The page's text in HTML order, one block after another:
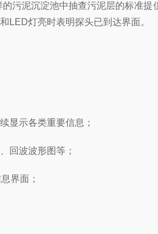
的污泥沉淀池中抽查污泥层的标准
LED灯亮时表明探头已到达界面。
示各类重要信息；
波波形图等；
界面；